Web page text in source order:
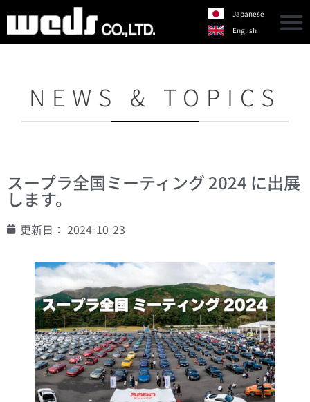
Japanese
English
NEWS & TOPICS
スープラ全国ミーティング 2024 に出展
します。
更新日： 2024-10-23